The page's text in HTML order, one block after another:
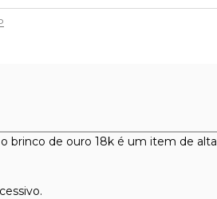
brinco de ouro 18k é um item de alta